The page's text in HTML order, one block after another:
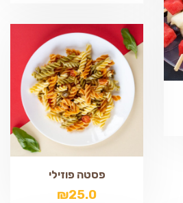
פסטה פוזילי
₪25.0